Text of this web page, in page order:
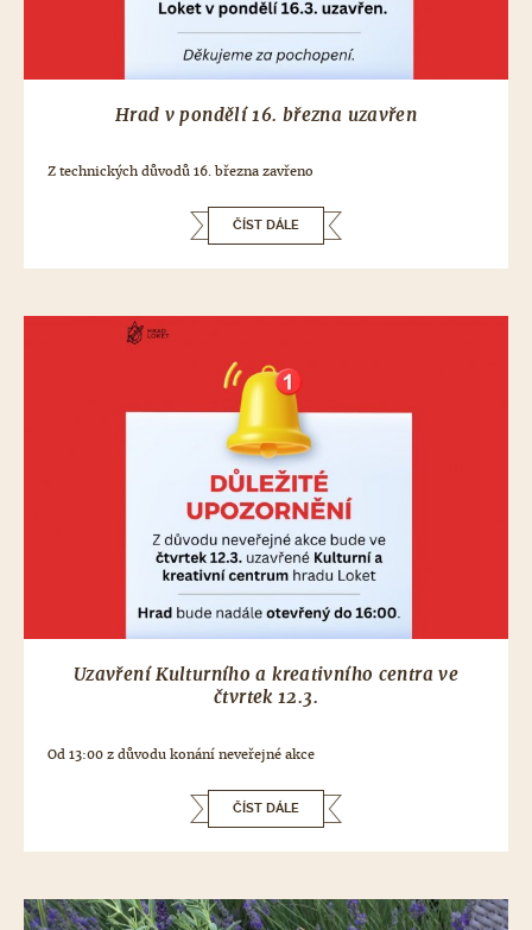
Hrad v pondělí 16. března uzavřen
Z technických důvodů 16. března zavřeno
ČÍST DÁLE
Uzavření Kulturního a kreativního centra ve
čtvrtek 12.3.
Od 13:00 z důvodu konání neveřejné akce
ČÍST DÁLE